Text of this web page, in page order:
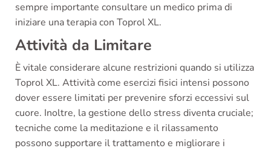
sempre importante consultare un medico prima di
iniziare una terapia con Toprol XL.
Attività da Limitare
È vitale considerare alcune restrizioni quando si utilizza
Toprol XL. Attività come esercizi fisici intensi possono
dover essere limitati per prevenire sforzi eccessivi sul
cuore. Inoltre, la gestione dello stress diventa cruciale;
tecniche come la meditazione e il rilassamento
possono supportare il trattamento e migliorare i